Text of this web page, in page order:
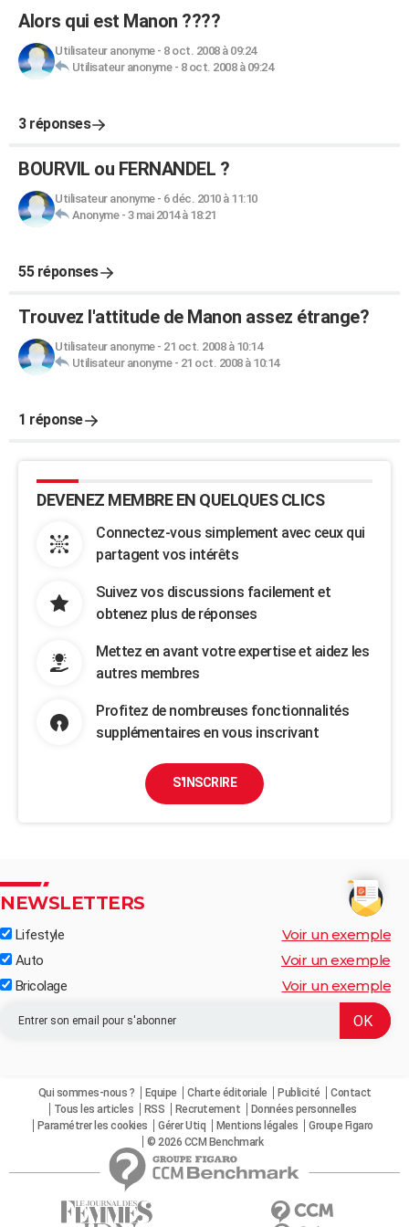
Alors qui est Manon ????
Utilisateur anonyme- 8 oct. 2008 à 09:24
Utilisateur anonyme- 8 oct. 2008 à 09:24
3 réponses
BOURVIL ou FERNANDEL ?
Utilisateur anonyme- 6 déc. 2010 à 11:10
Anonyme- 3 mai 2014 à 18:21
55 réponses
Trouvez l'attitude de Manon assez étrange?
Utilisateur anonyme- 21 oct. 2008 à 10:14
Utilisateur anonyme- 21 oct. 2008 à 10:14
1 réponse
DEVENEZ MEMBRE EN QUELQUES CLICS
Connectez-vous simplement avec ceux qui
partagent vos intérêts
Suivez vos discussions facilement et
obtenez plus de réponses
Mettez en avant votre expertise et aidez les
autres membres
Profitez de nombreuses fonctionnalités
supplémentaires en vous inscrivant
S'INSCRIRE
NEWSLETTERS
Lifestyle Voir un exemple
Auto Voir un exemple
Bricolage Voir un exemple
Qui sommes-nous ? Equipe Charte éditoriale Publicité
Contact
Tous les articles
RSS Recrutement
Données personnelles
Paramétrer les cookies
Gérer Utiq Mentions légales
Groupe Figaro
© 2026 CCM Benchmark